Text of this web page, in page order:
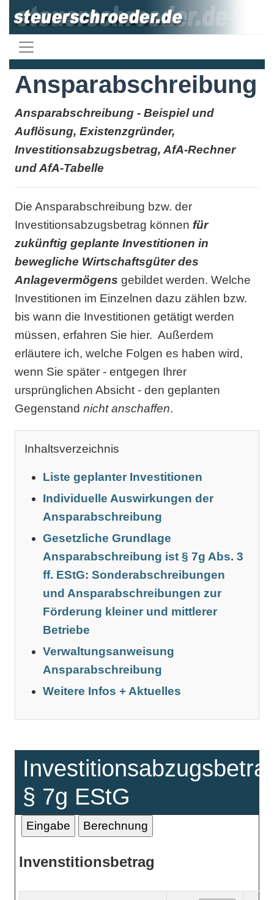
Ansparabschreibung
Ansparabschreibung - Beispiel und
Auflösung, Existenzgründer,
Investitionsabzugsbetrag, AfA-Rechner
und AfA-Tabelle
Die Ansparabschreibung bzw. der
Investitionsabzugsbetrag können für
zukünftig geplante Investitionen in
bewegliche Wirtschaftsgüter des
Anlagevermögens gebildet werden. Welche
Investitionen im Einzelnen dazu zählen bzw.
bis wann die Investitionen getätigt werden
müssen, erfahren Sie hier. Außerdem
erläutere ich, welche Folgen es haben wird,
wenn Sie später - entgegen Ihrer
ursprünglichen Absicht - den geplanten
Gegenstand nicht anschaffen.
Inhaltsverzeichnis
Liste geplanter Investitionen
Individuelle Auswirkungen der
Ansparabschreibung
Gesetzliche Grundlage
Ansparabschreibung ist § 7g Abs. 3
ff. EStG: Sonderabschreibungen
und Ansparabschreibungen zur
Förderung kleiner und mittlerer
Betriebe
Verwaltungsanweisung
Ansparabschreibung
Weitere Infos + Aktuelles
§ 7g EStG
Invenstitionsbetrag